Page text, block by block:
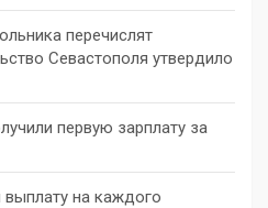
перечислят
Севастополя утвердило
первую зарплату за
на каждого